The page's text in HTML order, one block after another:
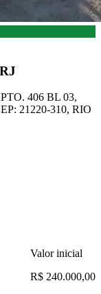
406 BL 03,
21220-310, RIO
Valor inicial
R$ 240.000,00